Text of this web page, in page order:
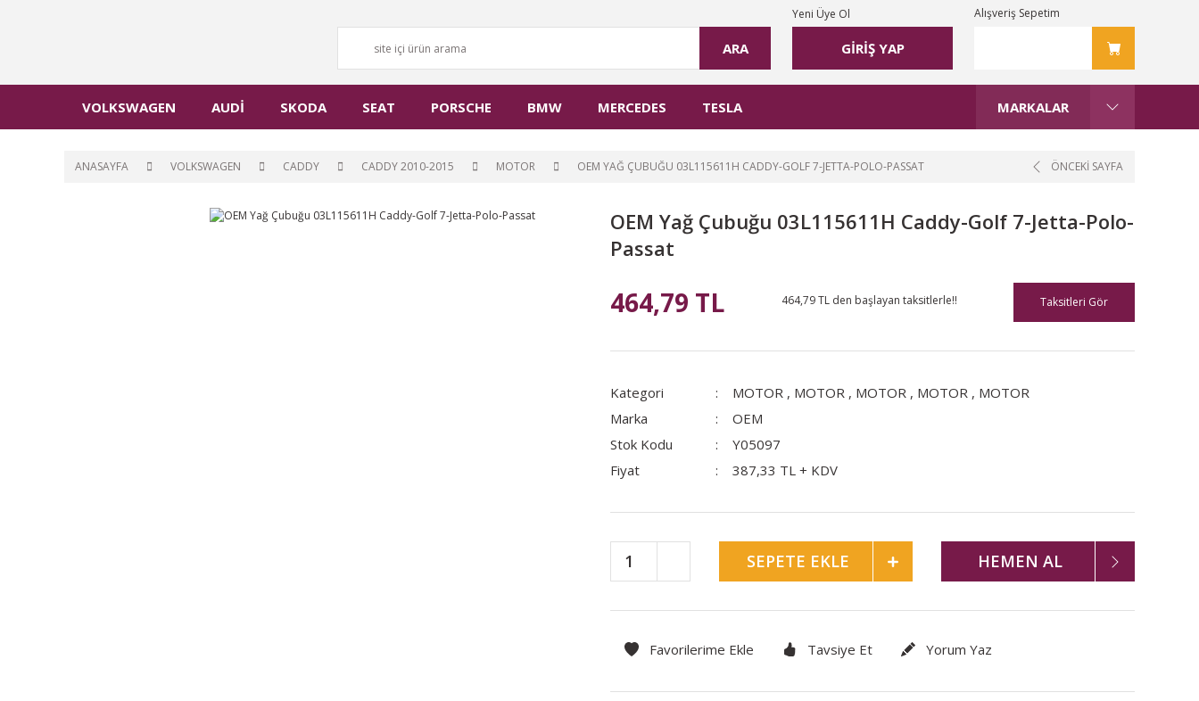
ARA GİRİŞ YAP
Yeni Üye Ol Alışveriş Sepetim
VOLKSWAGEN AUDİ SKODA SEAT PORSCHE BMW MERCEDES TESLA MARKALAR
ANASAYFA VOLKSWAGEN CADDY CADDY 2010-2015 MOTOR OEM YAĞ ÇUBUĞU 03L115611H CADDY-GOLF 7-JETTA-POLO-PASSAT ÖNCEKİ SAYFA
OEM Yağ Çubuğu 03L115611H Caddy-Golf 7-Jetta-Polo-
Passat
464,79 TL 464,79 TL den başlayan taksitlerle!! Taksitleri Gör
Kategori MOTOR , MOTOR , MOTOR , MOTOR , MOTOR
Marka
OEM
Stok Kodu
Y05097
Fiyat
387,33 TL + KDV
SEPETE EKLE HEMEN AL
Tavsiye Et Yorum Yaz